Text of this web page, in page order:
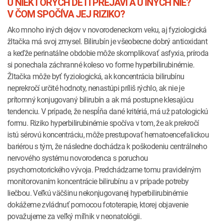
U NIEKTORÝCH DETÍ PREJAVÍ A U INÝCH NIE?
V ČOM SPOČÍVA JEJ RIZIKO?
Ako mnoho iných dejov v novorodeneckom veku, aj fyziologická
žltačka má svoj zmysel. Bilirubín je všeobecne dobrý antioxidant
a keďže perinatálne obdobie môže skomplikovať asfyxia, príroda
si ponechala záchranné koleso vo forme hyperbilirubinémie.
Žltačka môže byť fyziologická, ak koncentrácia bilirubínu
neprekročí určité hodnoty, nenastúpi príliš rýchlo, ak nie je
prítomný konjugovaný bilirubín a ak má postupne klesajúcu
tendenciu. V prípade, že nespĺňa dané kritériá, má už patologickú
formu. Riziko hyperbilirubinémie spočíva v tom, že ak prekročí
istú sérovú koncentráciu, môže prestupovať hematoencefalickou
bariérou s tým, že následne dochádza k poškodeniu centrálneho
nervového systému novorodenca s poruchou
psychomotorického vývoja. Predchádzame tomu pravidelným
monitorovaním koncentrácie bilirubínu a v prípade potreby
liečbou. Veľkú väčšinu nekonjugovanej hyperbilirubinémie
dokážeme zvládnuť pomocou fototerapie, ktorej objavenie
považujeme za veľký míľnik v neonatológii.